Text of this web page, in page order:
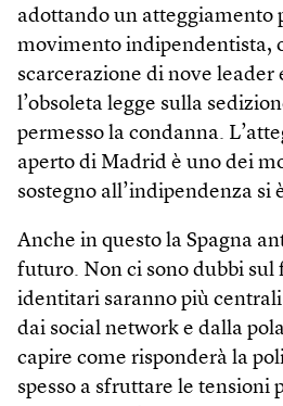
adottando un atteggiamento
movimento indipendentista,
scarcerazione di nove
l’obsoleta legge sulla
permesso la condanna.
aperto di Madrid è uno dei
sostegno all’indipendenza si
Anche in questo la Spagna
futuro. Non ci sono dubbi sul
identitari saranno più centrali
dai social network e dalla
capire come risponderà la
spesso a sfruttare le tensioni